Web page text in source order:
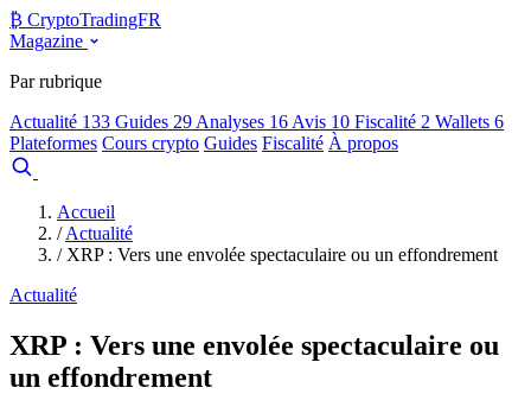
₿ CryptoTradingFR
Magazine
Par rubrique
Actualité 133 Guides 29 Analyses 16 Avis 10 Fiscalité 2 Wallets 6
Plateformes Cours crypto Guides Fiscalité À propos
Accueil
/ Actualité
/ XRP : Vers une envolée spectaculaire ou un effondrement
Actualité
XRP : Vers une envolée spectaculaire ou
un effondrement